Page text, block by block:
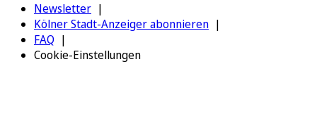
Newsletter
Kölner Stadt-Anzeiger abonnieren
FAQ
Cookie-Einstellungen